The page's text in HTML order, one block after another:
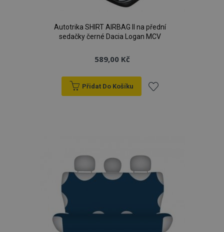
Autotrika SHIRT AIRBAG II na přední
sedačky černé Dacia Logan MCV
589,00 Kč
Přidat Do Košíku